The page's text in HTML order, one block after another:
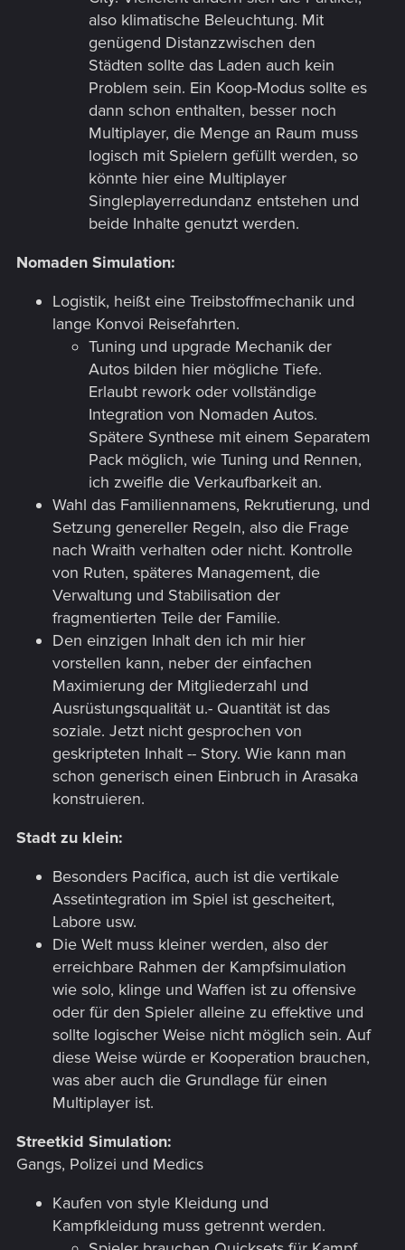
also klimatische Beleuchtung. Mit
genügend Distanzzwischen den
Städten sollte das Laden auch kein
Problem sein. Ein Koop-Modus sollte es
dann schon enthalten, besser noch
Multiplayer, die Menge an Raum muss
logisch mit Spielern gefüllt werden, so
könnte hier eine Multiplayer
Singleplayerredundanz entstehen und
beide Inhalte genutzt werden.
Nomaden Simulation:
Logistik, heißt eine Treibstoffmechanik und
lange Konvoi Reisefahrten.
Tuning und upgrade Mechanik der
Autos bilden hier mögliche Tiefe.
Erlaubt rework oder vollständige
Integration von Nomaden Autos.
Spätere Synthese mit einem Separatem
Pack möglich, wie Tuning und Rennen,
ich zweifle die Verkaufbarkeit an.
Wahl das Familiennamens, Rekrutierung, und
Setzung genereller Regeln, also die Frage
nach Wraith verhalten oder nicht. Kontrolle
von Ruten, späteres Management, die
Verwaltung und Stabilisation der
fragmentierten Teile der Familie.
Den einzigen Inhalt den ich mir hier
vorstellen kann, neber der einfachen
Maximierung der Mitgliederzahl und
Ausrüstungsqualität u.- Quantität ist das
soziale. Jetzt nicht gesprochen von
geskripteten Inhalt -- Story. Wie kann man
schon generisch einen Einbruch in Arasaka
konstruieren.
Stadt zu klein:
Besonders Pacifica, auch ist die vertikale
Assetintegration im Spiel ist gescheitert,
Labore usw.
Die Welt muss kleiner werden, also der
erreichbare Rahmen der Kampfsimulation
wie solo, klinge und Waffen ist zu offensive
oder für den Spieler alleine zu effektive und
sollte logischer Weise nicht möglich sein. Auf
diese Weise würde er Kooperation brauchen,
was aber auch die Grundlage für einen
Multiplayer ist.
Streetkid Simulation:
Gangs, Polizei und Medics
Kaufen von style Kleidung und
Kampfkleidung muss getrennt werden.